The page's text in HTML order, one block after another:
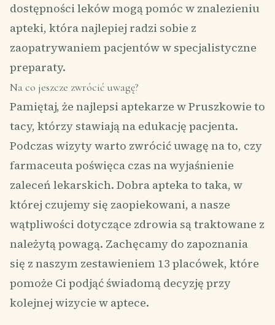
dostępności leków mogą pomóc w znalezieniu
apteki, która najlepiej radzi sobie z
zaopatrywaniem pacjentów w specjalistyczne
preparaty.
Na co jeszcze zwrócić uwagę?
Pamiętaj, że najlepsi aptekarze w Pruszkowie to
tacy, którzy stawiają na edukację pacjenta.
Podczas wizyty warto zwrócić uwagę na to, czy
farmaceuta poświęca czas na wyjaśnienie
zaleceń lekarskich. Dobra apteka to taka, w
której czujemy się zaopiekowani, a nasze
wątpliwości dotyczące zdrowia są traktowane z
należytą powagą. Zachęcamy do zapoznania
się z naszym zestawieniem 13 placówek, które
pomoże Ci podjąć świadomą decyzję przy
kolejnej wizycie w aptece.